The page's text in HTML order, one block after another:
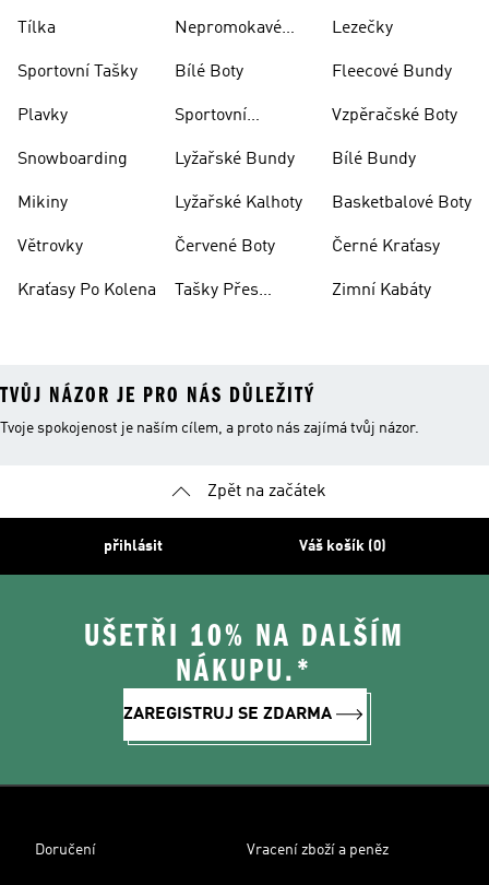
Tílka
Sportovní Tašky
Plavky
Snowboarding
Mikiny
Větrovky
Kraťasy Po Kolena
Nepromokavé
Bílé Boty
Sportovní
Lyžařské Bundy
Lyžařské Kalhoty
Červené Boty
Tašky Přes
Lezečky
Fleecové Bundy
Vzpěračské Boty
Bílé Bundy
Basketbalové Boty
Černé Kraťasy
Zimní Kabáty
TVŮJ NÁZOR JE PRO NÁS DŮLEŽITÝ
Tvoje spokojenost je naším cílem, a proto nás zajímá tvůj názor.
Zpět na začátek
přihlásit Váš košík (0)
UŠETŘI 10% NA DALŠÍM
NÁKUPU.*
ZAREGISTRUJ SE ZDARMA
Doručení Vracení zboží a peněz